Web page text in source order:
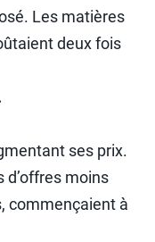
Les matières
deux fois
ses prix.
d’offres moins
commençaient à